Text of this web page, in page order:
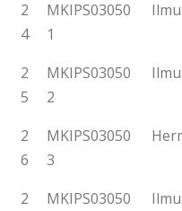
2
4
MKIPS03050
1
2
5
MKIPS03050
2
2
6
MKIPS03050
3
2
MKIPS03050